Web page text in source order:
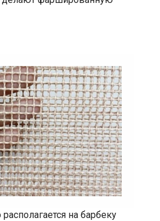
на барбеку